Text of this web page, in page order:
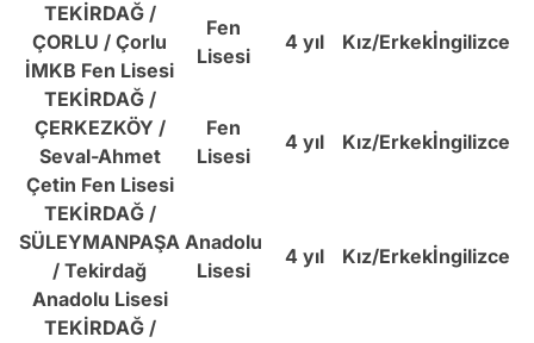
TEKİRDAĞ /
ÇORLU / Çorlu
İMKB Fen Lisesi
Fen
Lisesi
4 yıl Kız/Erkekİngilizce
TEKİRDAĞ /
ÇERKEZKÖY /
Seval-Ahmet
Çetin Fen Lisesi
Fen
Lisesi
4 yıl Kız/Erkekİngilizce
TEKİRDAĞ /
SÜLEYMANPAŞA
/ Tekirdağ
Anadolu Lisesi
Anadolu
Lisesi
4 yıl Kız/Erkekİngilizce
TEKİRDAĞ /